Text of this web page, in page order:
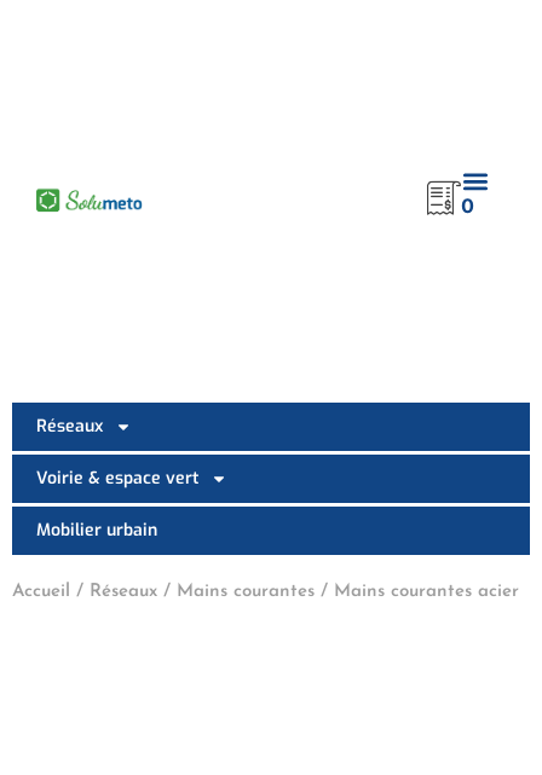
0
Réseaux
Voirie & espace vert
Mobilier urbain
Accueil / Réseaux / Mains courantes / Mains courantes acier